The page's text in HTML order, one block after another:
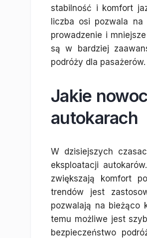
stabilność i komfort
liczba osi pozwala na
prowadzenie i
są w bardziej
podróży dla pasażerów.
Jakie
autokarach
W dzisiejszych
eksploatacji
zwiększają komfort
trendów jest
pozwalają na bieżąco
temu możliwe jest
bezpieczeństwo